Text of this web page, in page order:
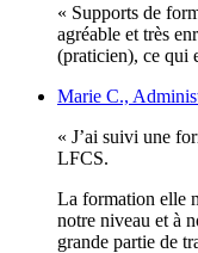
« Supports de
agréable et très
(praticien), ce qui
Marie C.,
« J’ai suivi une
LFCS.
La formation elle
notre niveau et à
grande partie de